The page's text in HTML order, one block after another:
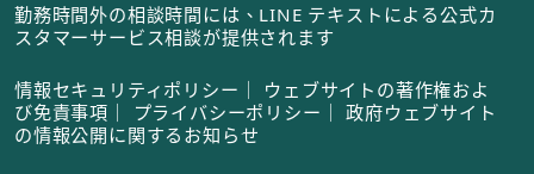
勤務時間外の相談時間には、LINE テキストによる公式カ
スタマーサービス相談が提供されます
情報セキュリティポリシー ｜
ウェブサイトの著作権およ
び免責事項 ｜ プライバシーポリシー ｜
政府ウェブサイト
の情報公開に関するお知らせ